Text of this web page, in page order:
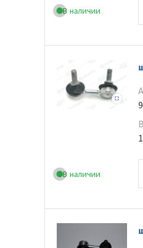
В наличии
В наличии